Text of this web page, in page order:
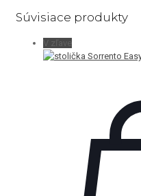
Súvisiace produkty
V zľave